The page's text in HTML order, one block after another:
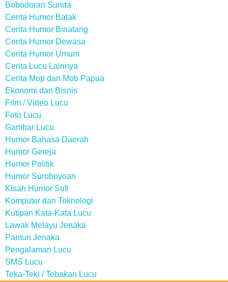
Bobodoran Sunda
Cerita Humor Batak
Cerita Humor Binatang
Cerita Humor Dewasa
Cerita Humor Umum
Cerita Lucu Lainnya
Cerita Mop dan Mob Papua
Ekonomi dan Bisnis
Film / Video Lucu
Foto Lucu
Gambar Lucu
Humor Bahasa Daerah
Humor Gereja
Humor Politik
Humor Suroboyoan
Kisah Humor Sufi
Komputer dan Teknologi
Kutipan Kata-Kata Lucu
Lawak Melayu Jenaka
Pantun Jenaka
Pengalaman Lucu
SMS Lucu
Teka-Teki / Tebakan Lucu